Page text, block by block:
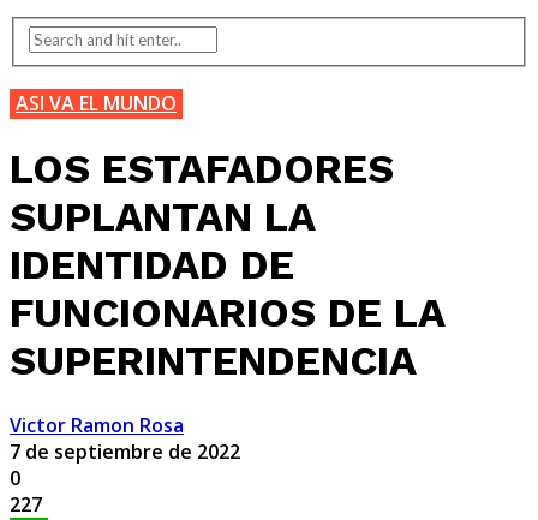
ASI VA EL MUNDO
LOS ESTAFADORES
SUPLANTAN LA
IDENTIDAD DE
FUNCIONARIOS DE LA
SUPERINTENDENCIA
Victor Ramon Rosa
7 de septiembre de 2022
0
227